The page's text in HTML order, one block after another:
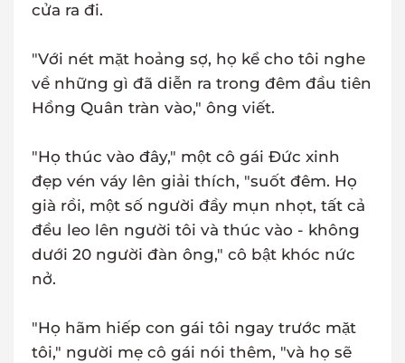
cửa ra đi.
"Với nét mặt hoảng sợ, họ kể cho tôi nghe
về những gì đã diễn ra trong đêm đầu tiên
Hồng Quân tràn vào," ông viết.
"Họ thúc vào đây," một cô gái Đức xinh
đẹp vén váy lên giải thích, "suốt đêm. Họ
già rồi, một số người đầy mụn nhọt, tất cả
đều leo lên người tôi và thúc vào - không
dưới 20 người đàn ông," cô bật khóc nức
nở.
"Họ hãm hiếp con gái tôi ngay trước mặt
tôi," người mẹ cô gái nói thêm, "và họ sẽ